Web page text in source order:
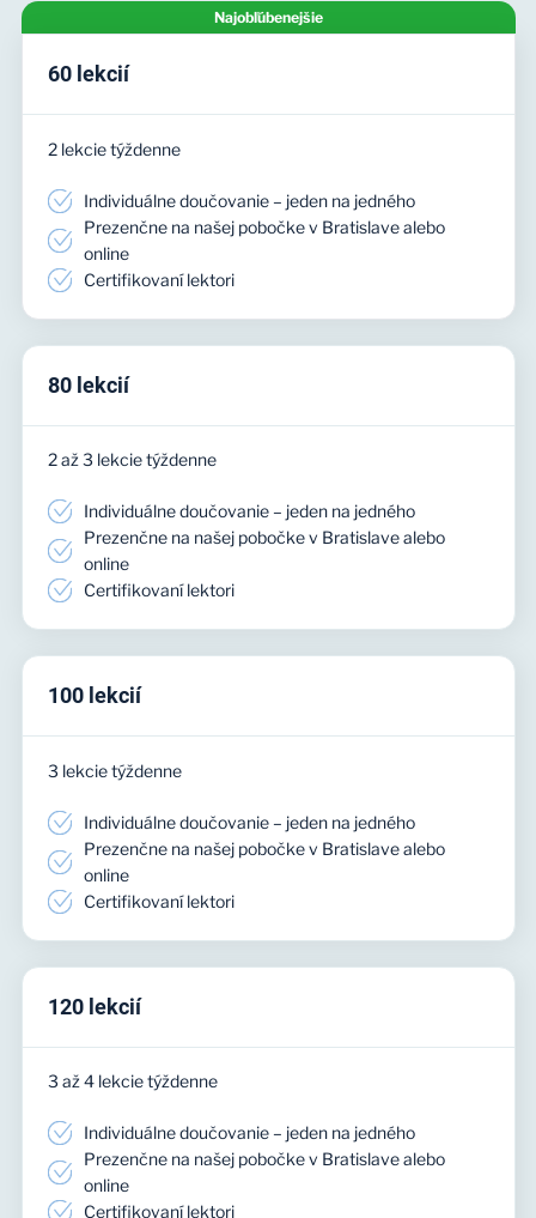
Najobľúbenejšie
60 lekcií
2 lekcie týždenne
Individuálne doučovanie – jeden na jedného
Prezenčne na našej pobočke v Bratislave alebo
online
Certifikovaní lektori
80 lekcií
2 až 3 lekcie týždenne
Individuálne doučovanie – jeden na jedného
Prezenčne na našej pobočke v Bratislave alebo
online
Certifikovaní lektori
100 lekcií
3 lekcie týždenne
Individuálne doučovanie – jeden na jedného
Prezenčne na našej pobočke v Bratislave alebo
online
Certifikovaní lektori
120 lekcií
3 až 4 lekcie týždenne
Individuálne doučovanie – jeden na jedného
Prezenčne na našej pobočke v Bratislave alebo
online
Certifikovaní lektori